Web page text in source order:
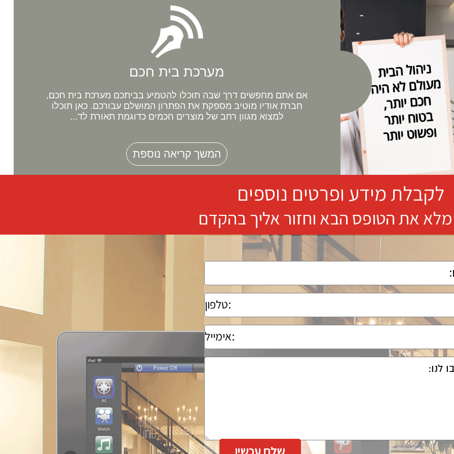
מערכת בית חכם
אם אתם מחפשים דרך שבה תוכלו להטמיע בביתכם מערכת בית חכם,
חברת אודיו מוטיב מספקת את הפתרון המושלם עבורכם. כאן תוכלו
למצוא מגוון רחב של מוצרים חכמים כדוגמת תאורת לד...
המשך קריאה נוספת
לקבלת מידע ופרטים נוספים
את הטופס הבא וחזור אליך בהקדם